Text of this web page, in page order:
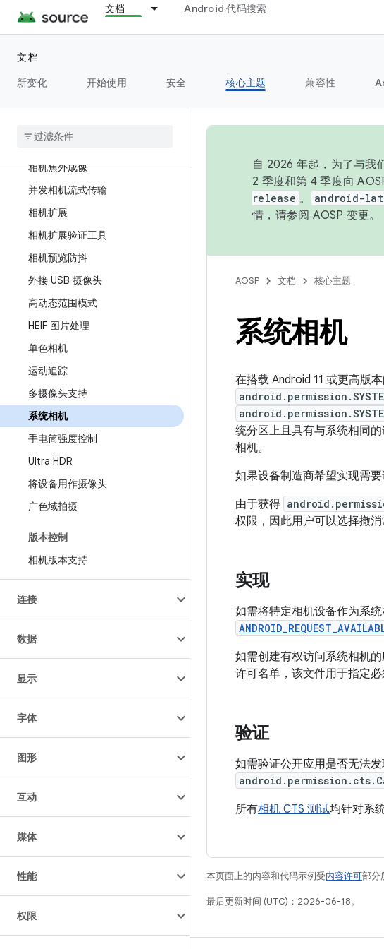
文档 Android 代码搜索
文档
新变化
开始使用 安全 核心主题 兼容性
性能
单一生产方，多个使用方
10 位相机输出
相机焦外成像
并发相机流式传输
相机扩展
相机扩展验证工具
相机预览防抖
外接 USB 摄像头
高动态范围模式
HEIF 图片处理
单色相机
运动追踪
多摄像头支持
系统相机
手电筒强度控制
Ultra HDR
将设备用作摄像头
广色域拍摄
版本控制
相机版本支持
连接
数据
显示
字体
图形
互动
媒体
性能
权限
自 2026 年起，为了与我
2 季度和第 4 季度向
release 。 android-
情，请参阅 AOSP 变更。
AOSP 文档 核心主题
系统相机
在搭载 Android 11 或更高版
统分区上且具有与系统相同
相机。
如果设备制造商希望实现需
由于获得
权限，因此用户可以选择撤
实现
如需将特定相机设备作为系
如需创建有权访问系统相机
许可名单，该文件用于指定
验证
如需验证公开应用是否无法
所有相机 CTS 测试均针对系
本页面上的内容和代码示例受内容许可部分
最后更新时间 (UTC)：2026-06-18。